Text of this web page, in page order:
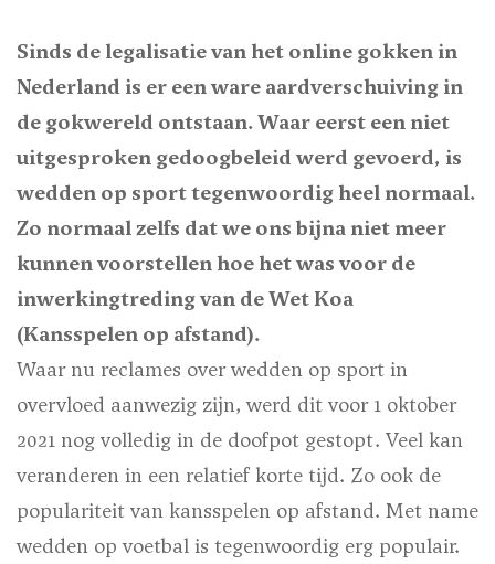
Sinds de legalisatie van het online gokken in
Nederland is er een ware aardverschuiving in
de gokwereld ontstaan. Waar eerst een niet
uitgesproken gedoogbeleid werd gevoerd, is
wedden op sport tegenwoordig heel normaal.
Zo normaal zelfs dat we ons bijna niet meer
kunnen voorstellen hoe het was voor de
inwerkingtreding van de Wet Koa
(Kansspelen op afstand).
Waar nu reclames over wedden op sport in
overvloed aanwezig zijn, werd dit voor 1 oktober
2021 nog volledig in de doofpot gestopt. Veel kan
veranderen in een relatief korte tijd. Zo ook de
populariteit van kansspelen op afstand. Met name
wedden op voetbal is tegenwoordig erg populair.